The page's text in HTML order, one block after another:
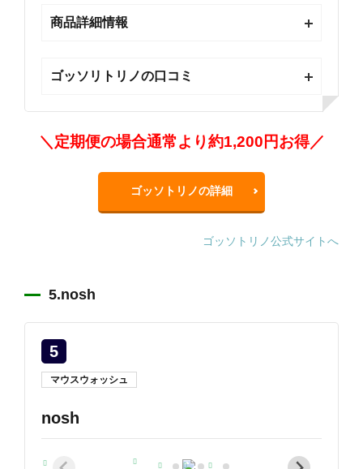
商品詳細情報
ゴッソリトリノの口コミ
＼定期便の場合通常より約1,200円お得／
ゴッソトリノの詳細
ゴッソトリノ公式サイトへ
5.nosh
5
マウスウォッシュ
nosh